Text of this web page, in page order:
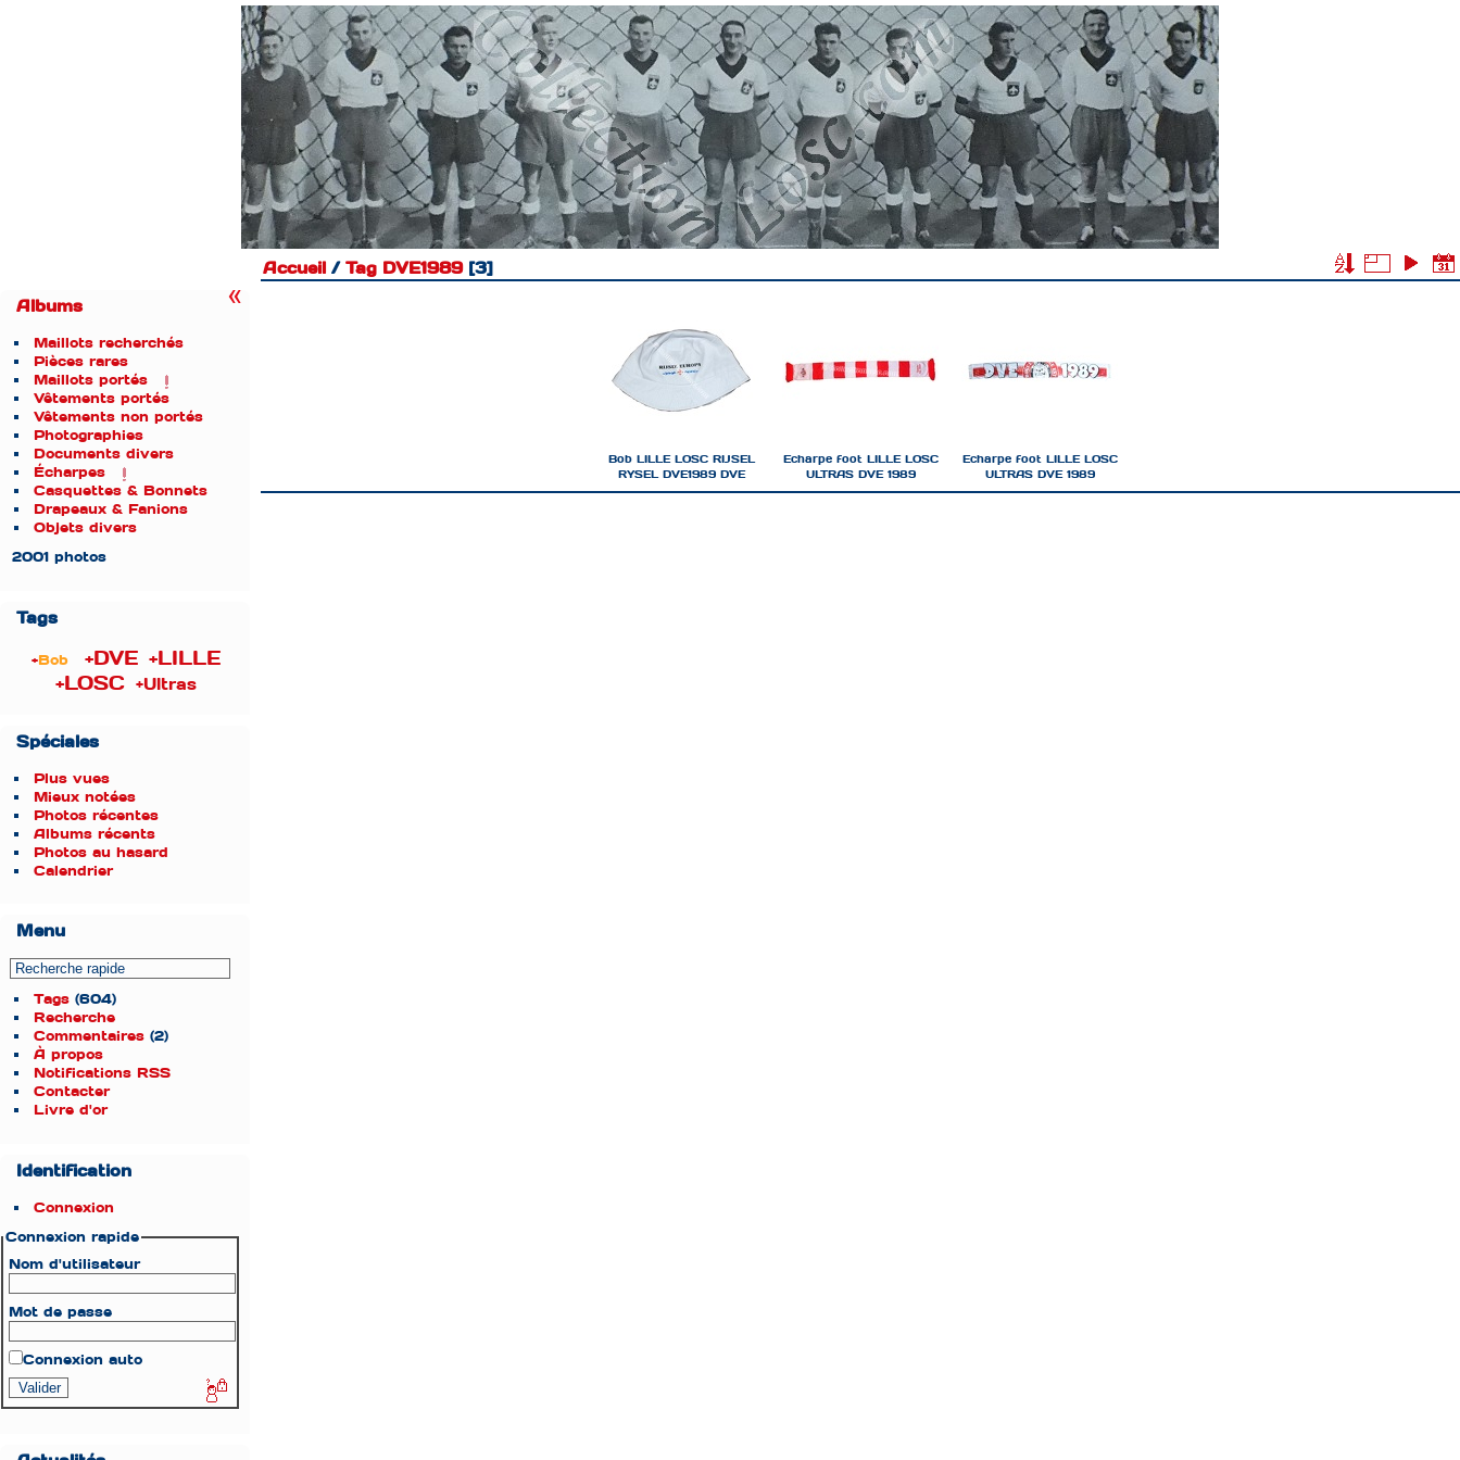
Albums
Maillots recherchés
Pièces rares
Maillots portés
Vêtements portés
Vêtements non portés
Photographies
Documents divers
Écharpes
Casquettes & Bonnets
Drapeaux & Fanions
Objets divers
2001 photos
Tags
+Bob +DVE +LILLE
+LOSC +Ultras
Spéciales
Plus vues
Mieux notées
Photos récentes
Albums récents
Photos au hasard
Calendrier
Menu
Tags (604)
Recherche
Commentaires (2)
À propos
Notifications RSS
Contacter
Livre d'or
Identification
Connexion
Connexion rapide
Nom d'utilisateur
Mot de passe
Connexion auto
Accueil / Tag DVE1989 3
Bob LILLE LOSC RIJSEL
RYSEL DVE1989 DVE
Echarpe foot LILLE LOSC
ULTRAS DVE 1989
Echarpe foot LILLE LOSC
ULTRAS DVE 1989